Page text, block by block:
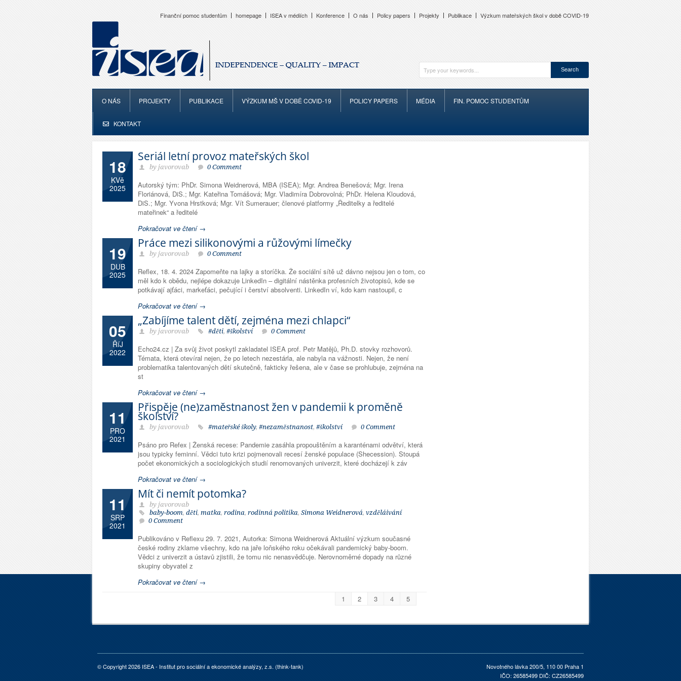
Finanční pomoc studentům homepage ISEA v médiích Konference O nás Policy papers Projekty Publikace Výzkum mateřských škol v době COVID-19
O NÁS PROJEKTY PUBLIKACE VÝZKUM MŠ V DOBĚ COVID-19 POLICY PAPERS MÉDIA FIN. POMOC STUDENTŮM
KONTAKT
18
KVě
2025
Seriál letní provoz mateřských škol
by javorovab 0 Comment
Autorský tým: PhDr. Simona Weidnerová, MBA (ISEA); Mgr. Andrea Benešová; Mgr. Irena
Floriánová, DiS.; Mgr. Kateřina Tomášová; Mgr. Vladimíra Dobrovolná; PhDr. Helena Kloudová,
DiS.; Mgr. Yvona Hrstková; Mgr. Vít Sumerauer; členové platformy „Ředitelky a ředitelé
mateřinek“ a ředitelé
Pokračovat ve čtení →
19
DUB
2025
Práce mezi silikonovými a růžovými límečky
by javorovab 0 Comment
Reflex, 18. 4. 2024 Zapomeňte na lajky a storíčka. Že sociální sítě už dávno nejsou jen o tom, co
měl kdo k obědu, nejlépe dokazuje LinkedIn – digitální nástěnka profesních životopisů, kde se
potkávají ajťáci, markeťáci, pečující i čerství absolventi. LinkedIn ví, kdo kam nastoupil, c
Pokračovat ve čtení →
05
ŘíJ
2022
„Zabíjíme talent dětí, zejména mezi chlapci“
by javorovab #děti, #školství 0 Comment
Echo24.cz | Za svůj život poskytl zakladatel ISEA prof. Petr Matějů, Ph.D. stovky rozhovorů.
Témata, která otevíral nejen, že po letech nezestárla, ale nabyla na vážnosti. Nejen, že není
problematika talentovaných dětí skutečně, fakticky řešena, ale v čase se prohlubuje, zejména na
st
Pokračovat ve čtení →
11
PRO
2021
Přispěje (ne)zaměstnanost žen v pandemii k proměně
školství?
by javorovab #mateřské školy, #nezaměstnanost, #školství 0 Comment
Psáno pro Refex | Ženská recese: Pandemie zasáhla propouštěním a karanténami odvětví, která
jsou typicky feminní. Vědci tuto krizi pojmenovali recesí ženské populace (Shecession). Stoupá
počet ekonomických a sociologických studií renomovaných univerzit, které docházejí k záv
Pokračovat ve čtení →
11
SRP
2021
Mít či nemít potomka?
by javorovab
baby-boom, děti, matka, rodina, rodinná politika, Simona Weidnerová, vzděláivání
0 Comment
Publikováno v Reflexu 29. 7. 2021, Autorka: Simona Weidnerová Aktuální výzkum současné
české rodiny zklame všechny, kdo na jaře loňského roku očekávali pandemický baby-boom.
Vědci z univerzit a ústavů zjistili, že tomu nic nenasvědčuje. Nerovnoměrné dopady na různé
skupiny obyvatel z
Pokračovat ve čtení →
1
2 3 4 5
© Copyright 2026 ISEA - Institut pro sociální a ekonomické analýzy, z.s. (think-tank)
Novotného lávka 200/5, 110 00 Praha 1
IČO: 26585499 DIČ: CZ26585499